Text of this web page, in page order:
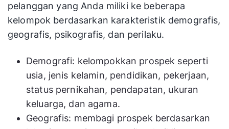
pelanggan yang Anda miliki ke beberapa
kelompok berdasarkan karakteristik demografis,
geografis, psikografis, dan perilaku.
Demografi: kelompokkan prospek seperti
usia, jenis kelamin, pendidikan, pekerjaan,
status pernikahan, pendapatan, ukuran
keluarga, dan agama.
Geografis: membagi prospek berdasarkan